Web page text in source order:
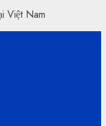
Việt Nam